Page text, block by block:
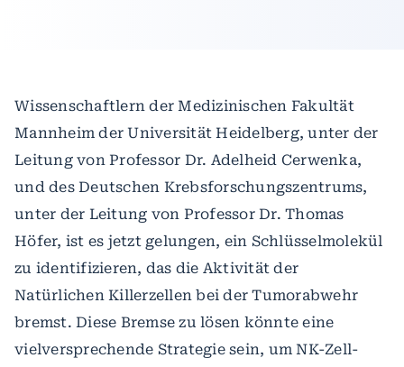
Wissenschaftlern der Medizinischen Fakultät
Mannheim der Universität Heidelberg, unter der
Leitung von Professor Dr. Adelheid Cerwenka,
und des Deutschen Krebsforschungszentrums,
unter der Leitung von Professor Dr. Thomas
Höfer, ist es jetzt gelungen, ein Schlüsselmolekül
zu identifizieren, das die Aktivität der
Natürlichen Killerzellen bei der Tumorabwehr
bremst. Diese Bremse zu lösen könnte eine
vielversprechende Strategie sein, um NK-Zell-